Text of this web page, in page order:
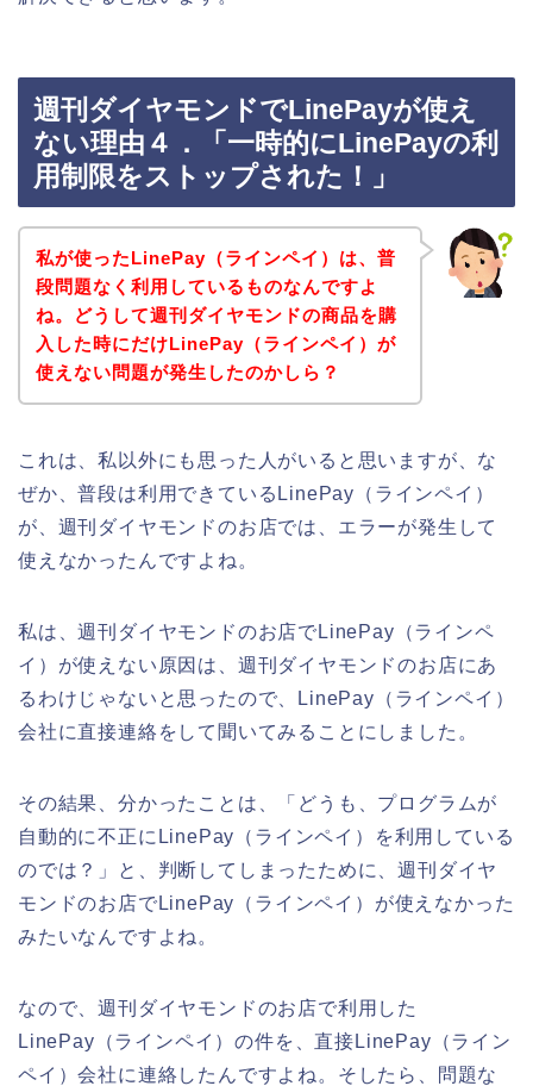
週刊ダイヤモンドでLinePayが使え
ない理由４．「一時的にLinePayの利
用制限をストップされた！」
私が使ったLinePay（ラインペイ）は、普
段問題なく利用しているものなんですよ
ね。どうして週刊ダイヤモンドの商品を購
入した時にだけLinePay（ラインペイ）が
使えない問題が発生したのかしら？
これは、私以外にも思った人がいると思いますが、な
ぜか、普段は利用できているLinePay（ラインペイ）
が、週刊ダイヤモンドのお店では、エラーが発生して
使えなかったんですよね。
私は、週刊ダイヤモンドのお店でLinePay（ラインペ
イ）が使えない原因は、週刊ダイヤモンドのお店にあ
るわけじゃないと思ったので、LinePay（ラインペイ）
会社に直接連絡をして聞いてみることにしました。
その結果、分かったことは、「どうも、プログラムが
自動的に不正にLinePay（ラインペイ）を利用している
のでは？」と、判断してしまったために、週刊ダイヤ
モンドのお店でLinePay（ラインペイ）が使えなかった
みたいなんですよね。
なので、週刊ダイヤモンドのお店で利用した
LinePay（ラインペイ）の件を、直接LinePay（ライン
ペイ）会社に連絡したんですよね。そしたら、問題な